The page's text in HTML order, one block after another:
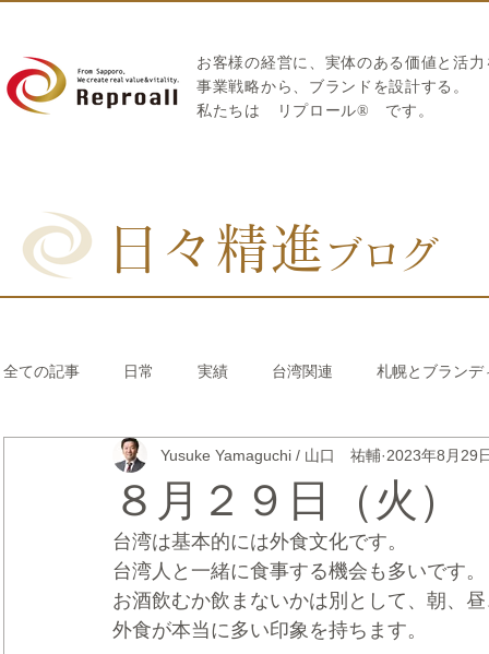
お客様の経営に、実体のある価値と活
​事業戦略から、ブランドを設計する。
私たちは
リプロール® です。
日々精進 ブログ
全ての記事 日常 実績 台湾関連 札幌とブランデ
リブランディング® さとうきび繊維のストロー 中国
CRMブランディング® デジタルマーケティングブランデ
８月２９日（火
Yusuke Yamaguchi / 山口 祐輔 2023年8月29
台湾は基本的には外食文化です。
台湾人と一緒に食事する機会も多いです。
お酒飲むか飲まないかは別として、朝、
外食が本当に多い印象を持ちます。